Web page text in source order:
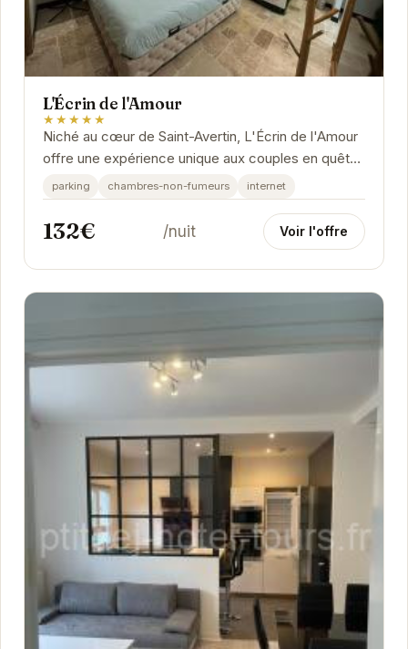
L'Écrin de l'Amour
★★★★★
Niché au cœur de Saint-Avertin, L'Écrin de l'Amour
offre une expérience unique aux couples en quête
de romantisme. Son atmosphère intimiste et...
parking chambres-non-fumeurs internet
132€ /nuit Voir l'offre